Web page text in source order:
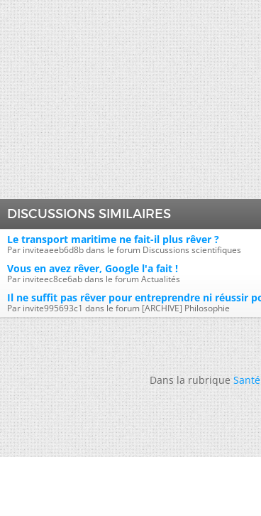
DISCUSSIONS SIMILAIRES
Le transport maritime ne fait-il plus rêver ?
Par inviteaeeb6d8b dans le forum Discussions scientifiques
Vous en avez rêver, Google l'a fait !
Par inviteec8ce6ab dans le forum Actualités
Il ne suffit pas rêver pour entreprendre ni réussir
Par invite995693c1 dans le forum [ARCHIVE] Philosophie
Dans la rubriqueSanté